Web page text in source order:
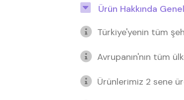
Ürün Hakkında
Türkiye'yenin tüm
Avrupanın'nın tüm
Ürünlerimiz 2 sene